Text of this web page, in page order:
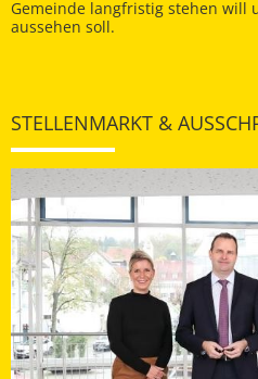
Gemeinde langfristig stehen will
aussehen soll.
STELLENMARKT &